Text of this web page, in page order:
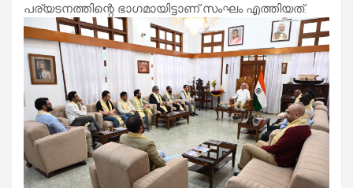
പര്യടനത്തിന്റെ ഭാഗമായിട്ടാണ് സംഘം എത്തിയത്.